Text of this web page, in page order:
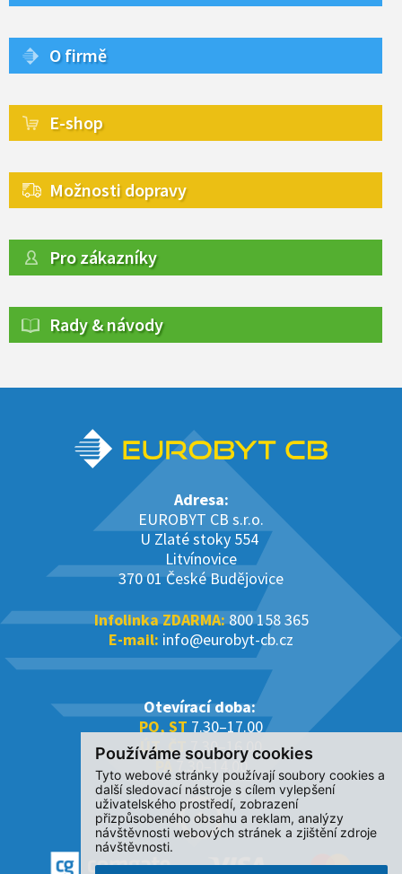
Používáme soubory cookies
Tyto webové stránky používají soubory cookies a
další sledovací nástroje s cílem vylepšení
uživatelského prostředí, zobrazení
přizpůsobeného obsahu a reklam, analýzy
návštěvnosti webových stránek a zjištění zdroje
návštěvnosti.
O firmě
E-shop
Možnosti dopravy
Pro zákazníky
Rady & návody
Adresa:
EUROBYT CB s.r.o.
U Zlaté stoky 554
Litvínovice
370 01 České Budějovice
Infolinka ZDARMA:800 158 365
E-mail: info@eurobyt-cb.cz
Otevírací doba:
PO, ST 7.30–17.00
ÚT, ČT7.30–16.00
PÁ7.30–14.00